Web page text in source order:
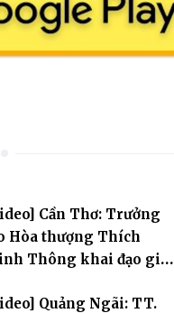
Cần Thơ: Trưởng
Hòa thượng Thích
Thông khai đạo giới
Quảng Ngãi: TT.